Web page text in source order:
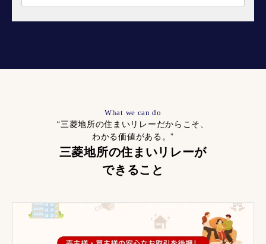
What we can do
“三菱地所の住まいリレーだからこそ、
わかる価値がある。”
三菱地所の住まいリレーが
できること